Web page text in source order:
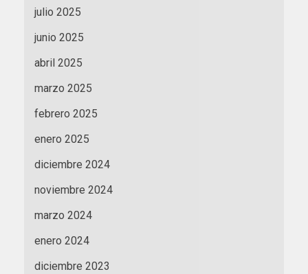
julio 2025
junio 2025
abril 2025
marzo 2025
febrero 2025
enero 2025
diciembre 2024
noviembre 2024
marzo 2024
enero 2024
diciembre 2023